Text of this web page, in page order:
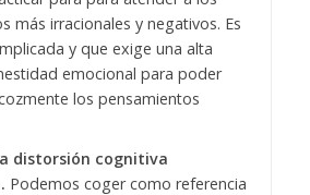
más irracionales y negativos. Es
y que exige una alta
emocional para poder
los pensamientos
distorsión cognitiva
Podemos coger como referencia